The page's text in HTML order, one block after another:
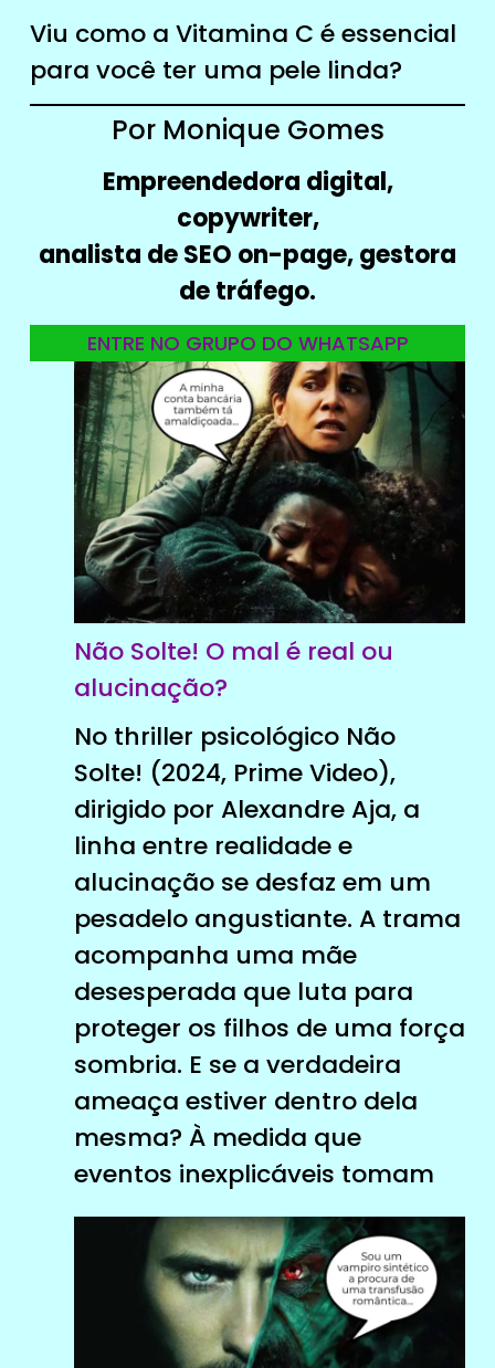
Viu como a Vitamina C é essencial
para você ter uma pele linda?
Por Monique Gomes
Empreendedora digital,
copywriter,
analista de SEO on-page, gestora
de tráfego.
ENTRE NO GRUPO DO WHATSAPP
Não Solte! O mal é real ou
alucinação?
No thriller psicológico Não
Solte! (2024, Prime Video),
dirigido por Alexandre Aja, a
linha entre realidade e
alucinação se desfaz em um
pesadelo angustiante. A trama
acompanha uma mãe
desesperada que luta para
proteger os filhos de uma força
sombria. E se a verdadeira
ameaça estiver dentro dela
mesma? À medida que
eventos inexplicáveis ​​tomam